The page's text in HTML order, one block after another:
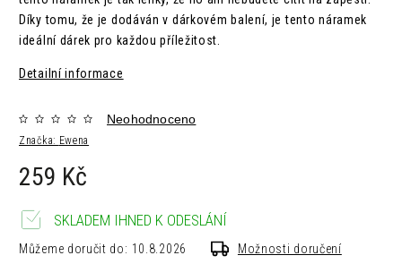
Díky tomu, že je dodáván v dárkovém balení, je tento náramek
ideální dárek pro každou příležitost.
Detailní informace
Značka: Ewena
Neohodnoceno
259 Kč
SKLADEM IHNED K ODESLÁNÍ
Můžeme doručit do: 10.8.2026 Možnosti doručení